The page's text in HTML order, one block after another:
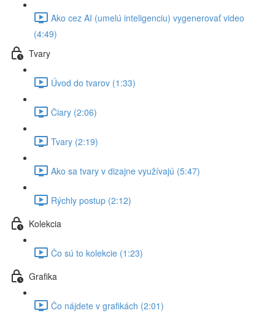
Ako cez AI (umelú inteligenciu) vygenerovať video
(4:49)
Tvary
Úvod do tvarov (1:33)
Čiary (2:06)
Tvary (2:19)
Ako sa tvary v dizajne využívajú (5:47)
Rýchly postup (2:12)
Kolekcia
Čo sú to kolekcie (1:23)
Grafika
Čo nájdete v grafikách (2:01)